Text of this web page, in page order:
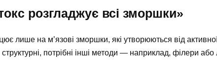
розгладжує всі зморшки»
лише на м’язові зморшки, які утворюються від
потрібні інші методи — наприклад, філери